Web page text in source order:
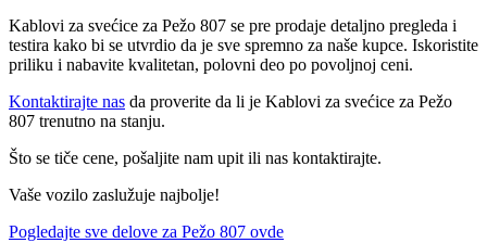
Kablovi za svećice za Pežo 807 se pre prodaje detaljno pregleda i
testira kako bi se utvrdio da je sve spremno za naše kupce. Iskoristite
priliku i nabavite kvalitetan, polovni deo po povoljnoj ceni.
Kontaktirajte nas da proverite da li je Kablovi za svećice za Pežo
807 trenutno na stanju.
Što se tiče cene, pošaljite nam upit ili nas kontaktirajte.
Vaše vozilo zaslužuje najbolje!
Pogledajte sve delove za Pežo 807 ovde